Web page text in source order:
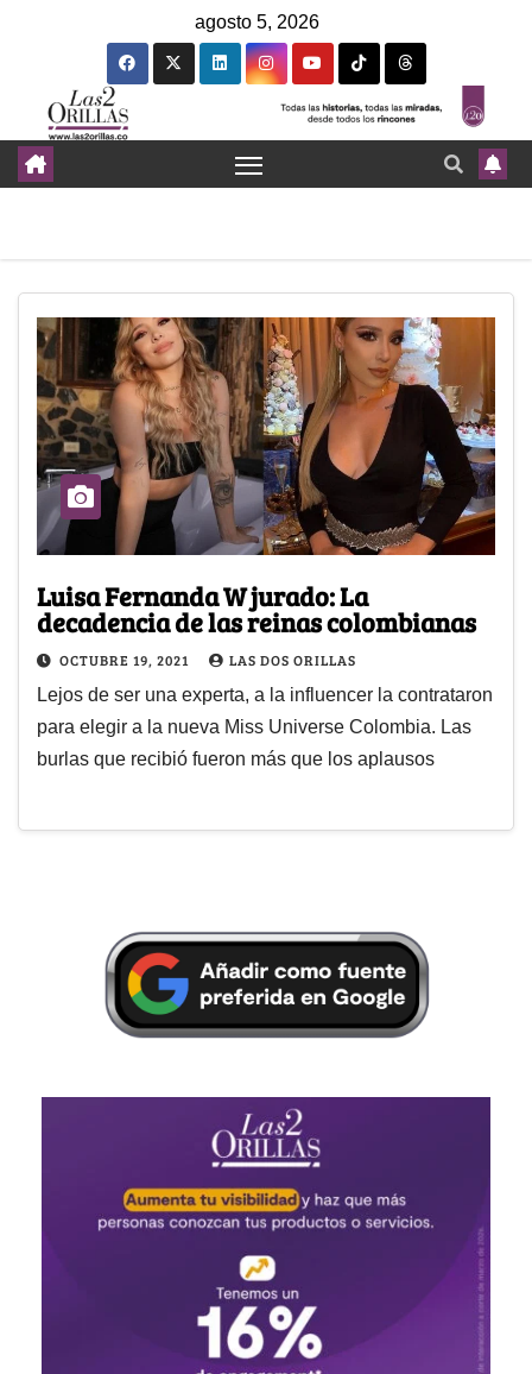
agosto 5, 2026
Luisa Fernanda W jurado: La
decadencia de las reinas colombianas
OCTUBRE 19, 2021 LAS DOS ORILLAS
Lejos de ser una experta, a la influencer la contrataron
para elegir a la nueva Miss Universe Colombia. Las
burlas que recibió fueron más que los aplausos